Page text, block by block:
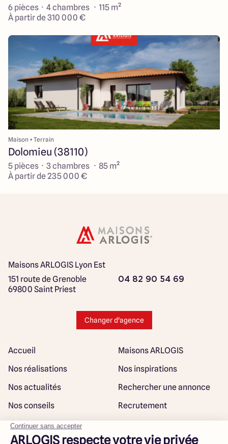
6 pièces · 4 chambres · 115 m²
À partir de 310 000 €
Maison + Terrain
Dolomieu (38110)
5 pièces · 3 chambres · 85 m²
À partir de 235 000 €
Maisons ARLOGIS Lyon Est
151 route de Grenoble
69800 Saint Priest
04 82 90 54 69
Changer d'agence
Accueil
Maisons ARLOGIS
Nos réalisations
Nos inspirations
Nos actualités
Rechercher une annonce
Nos conseils
Recrutement
Rejoindre notre réseau